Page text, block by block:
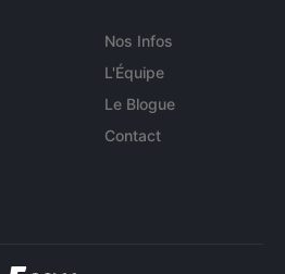
Nos Infos
L'Équipe
Le Blogue
Contact